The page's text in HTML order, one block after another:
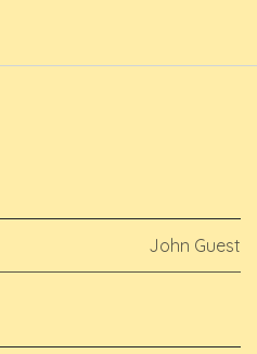
John Guest